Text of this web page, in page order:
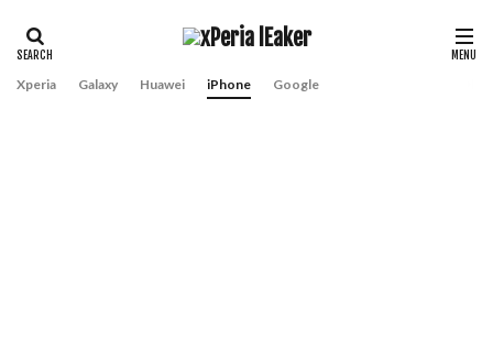
Xperia Galaxy Huawei iPhone Google